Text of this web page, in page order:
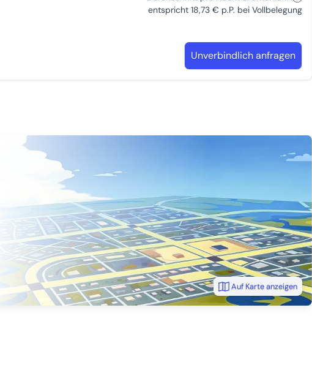
entspricht 18,73 € p.P. bei Vollbelegung
Unverbindlich anfragen
Auf Karte anzeigen